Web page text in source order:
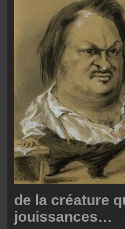
de la créature
jouissances…